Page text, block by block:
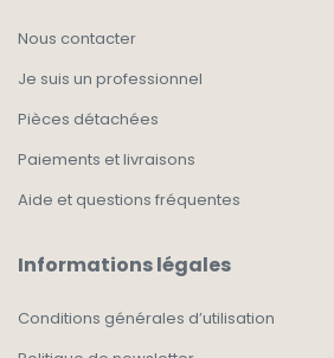
Nous contacter
Je suis un professionnel
Pièces détachées
Paiements et livraisons
Aide et questions fréquentes
Informations légales
Conditions générales d’utilisation